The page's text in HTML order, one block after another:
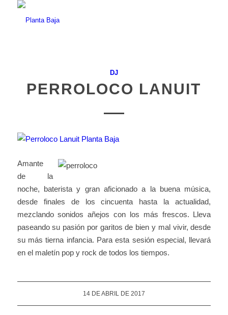
DJ
PERROLOCO LANUIT
Amante
de la
noche, baterista y gran aficionado a la buena música,
desde finales de los cincuenta hasta la actualidad,
mezclando sonidos añejos con los más frescos. Lleva
paseando su pasión por garitos de bien y mal vivir, desde
su más tierna infancia. Para esta sesión especial, llevará
en el maletín pop y rock de todos los tiempos.
14 DE ABRIL DE 2017